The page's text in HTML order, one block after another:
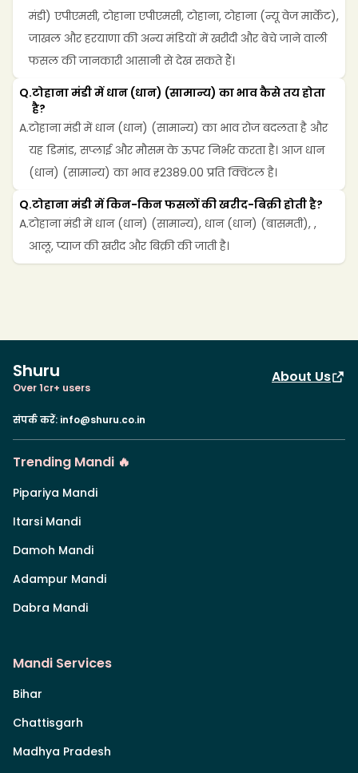
मंडी) एपीएमसी, टोहाना एपीएमसी, टोहाना, टोहाना (न्यू वेज मार्केट),
जाखल और हरयाणा की अन्य मंडियों में खरीदी और बेचे जाने वाली
फसल की जानकारी आसानी से देख सकते हैं।
Q.टोहाना मंडी में धान (धान) (सामान्य) का भाव कैसे तय होता
है?
A.टोहाना मंडी में धान (धान) (सामान्य) का भाव रोज बदलता है और
यह डिमांड, सप्लाई और मौसम के ऊपर निर्भर करता है। आज धान
(धान) (सामान्य) का भाव ₹2389.00 प्रति क्विंटल है।
Q.टोहाना मंडी में किन-किन फसलों की खरीद-बिक्री होती है?
A.टोहाना मंडी में धान (धान) (सामान्य), धान (धान) (बासमती), ,
आलू, प्याज की खरीद और बिक्री की जाती है।
Shuru
Over 1cr+ users
About Us
संपर्क करें: info@shuru.co.in
Trending Mandi 🔥
Pipariya Mandi
Itarsi Mandi
Damoh Mandi
Adampur Mandi
Dabra Mandi
Mandi Services
Bihar
Chattisgarh
Madhya Pradesh